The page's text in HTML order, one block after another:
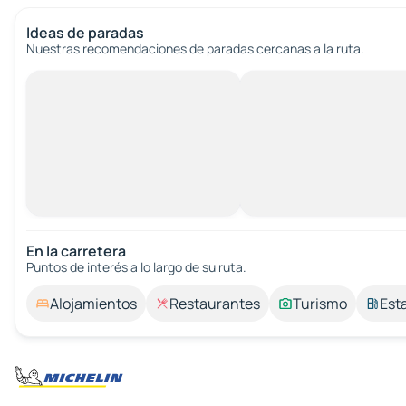
Ideas de paradas
Nuestras recomendaciones de paradas cercanas a la ruta.
En la carretera
Puntos de interés a lo largo de su ruta.
Alojamientos Restaurantes Turismo